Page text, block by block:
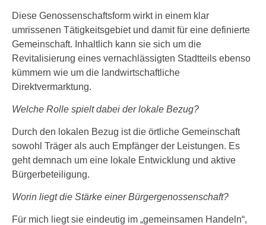
Diese Genossenschaftsform wirkt in einem klar
umrissenen Tätigkeitsgebiet und damit für eine definierte
Gemeinschaft. Inhaltlich kann sie sich um die
Revitalisierung eines vernachlässigten Stadtteils ebenso
kümmern wie um die landwirtschaftliche
Direktvermarktung.
Welche Rolle spielt dabei der lokale Bezug?
Durch den lokalen Bezug ist die örtliche Gemeinschaft
sowohl Träger als auch Empfänger der Leistungen. Es
geht demnach um eine lokale Entwicklung und aktive
Bürgerbeteiligung.
Worin liegt die Stärke einer Bürgergenossenschaft?
Für mich liegt sie eindeutig im „gemeinsamen Handeln“,